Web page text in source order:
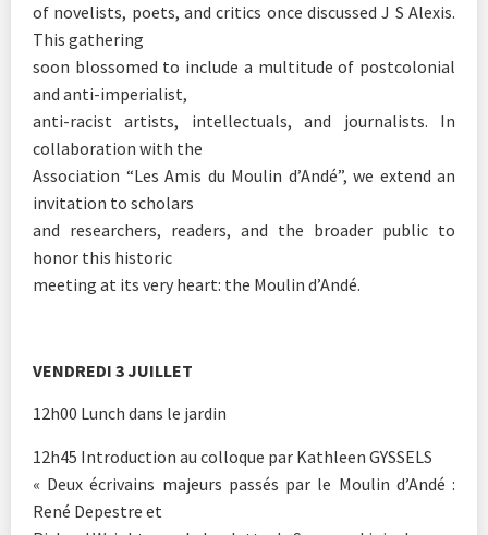
of novelists, poets, and critics once discussed J S Alexis.
This gathering
soon blossomed to include a multitude of postcolonial
and anti-imperialist,
anti-racist artists, intellectuals, and journalists. In
collaboration with the
Association “Les Amis du Moulin d’Andé”, we extend an
invitation to scholars
and researchers, readers, and the broader public to
honor this historic
meeting at its very heart: the Moulin d’Andé.
VENDREDI 3 JUILLET
12h00 Lunch dans le jardin
12h45 Introduction au colloque par Kathleen GYSSELS
« Deux écrivains majeurs passés par le Moulin d’Andé :
René Depestre et